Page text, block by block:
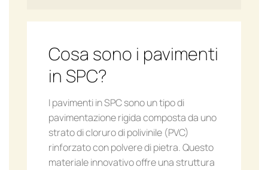
Cosa sono i pavimenti
in SPC?
I pavimenti in SPC sono un tipo di
pavimentazione rigida composta da uno
strato di cloruro di polivinile (PVC)
rinforzato con polvere di pietra. Questo
materiale innovativo offre una struttura